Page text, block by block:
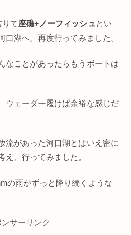
て座礁+ノーフィッシュとい
口湖へ。再度行ってみました。
なことがあったらもうボートは
ウェーダー履けば余裕な感じだ
流があった河口湖とはいえ密に
え、行ってみました。
の雨がずっと降り続くような
ンサーリンク